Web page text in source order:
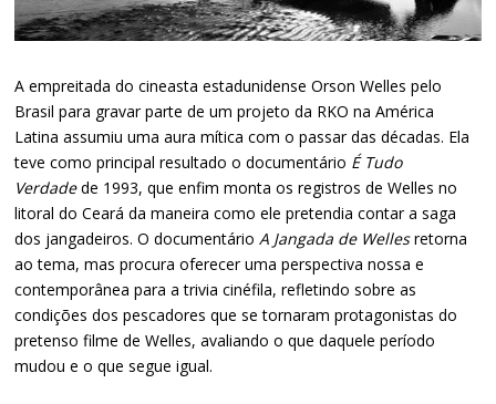
A empreitada do cineasta estadunidense Orson Welles pelo
Brasil para gravar parte de um projeto da RKO na América
Latina assumiu uma aura mítica com o passar das décadas. Ela
teve como principal resultado o documentário É Tudo
Verdadede 1993, que enfim monta os registros de Welles no
litoral do Ceará da maneira como ele pretendia contar a saga
dos jangadeiros. O documentárioA Jangada de Wellesretorna
ao tema, mas procura oferecer uma perspectiva nossa e
contemporânea para a trivia cinéfila, refletindo sobre as
condições dos pescadores que se tornaram protagonistas do
pretenso filme de Welles, avaliando o que daquele período
mudou e o que segue igual.